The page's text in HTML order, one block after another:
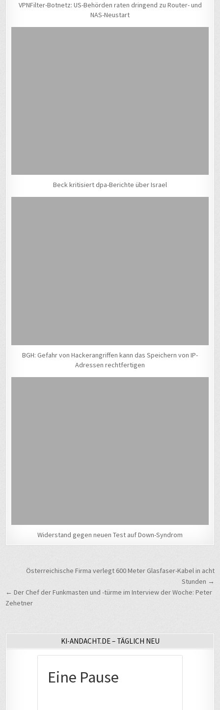
VPNFilter-Botnetz: US-Behörden raten dringend zu Router- und
NAS-Neustart
Beck kritisiert dpa-Berichte über Israel
BGH: Gefahr von Hackerangriffen kann das Speichern von IP-
Adressen rechtfertigen
Widerstand gegen neuen Test auf Down-Syndrom
Beitragsnavigation
Österreichische Firma verlegt 600 Meter Glasfaser-Kabel in acht
Stunden →
← Der Chef der Funkmasten und -türme im Interview der Woche: Peter
Zehetner
KI-ANDACHT.DE – TÄGLICH NEU